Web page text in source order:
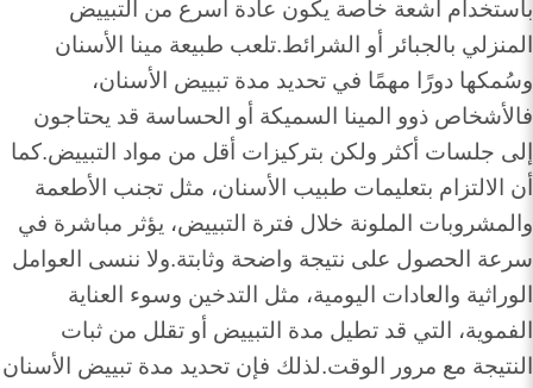
باستخدام أشعة خاصة يكون عادة أسرع من التبييض
المنزلي بالجبائر أو الشرائط.تلعب طبيعة مينا الأسنان
وسُمكها دورًا مهمًا في تحديد مدة تبييض الأسنان،
فالأشخاص ذوو المينا السميكة أو الحساسة قد يحتاجون
إلى جلسات أكثر ولكن بتركيزات أقل من مواد التبييض.كما
أن الالتزام بتعليمات طبيب الأسنان، مثل تجنب الأطعمة
والمشروبات الملونة خلال فترة التبييض، يؤثر مباشرة في
سرعة الحصول على نتيجة واضحة وثابتة.ولا ننسى العوامل
الوراثية والعادات اليومية، مثل التدخين وسوء العناية
الفموية، التي قد تطيل مدة التبييض أو تقلل من ثبات
النتيجة مع مرور الوقت.لذلك فإن تحديد مدة تبييض الأسنان